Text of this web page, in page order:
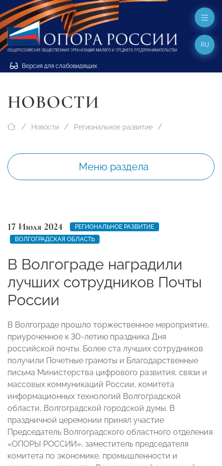
Версия для слабовидящих
RU
НОВОСТИ
Новости Региональное развитие
Меню раздела
17 Июля 2024
РЕГИОНАЛЬНОЕ РАЗВИТИЕ
ВОЛГОГРАДСКАЯ ОБЛАСТЬ
В Волгограде наградили
лучших сотрудников Почты
России
В Волгограде прошло торжественное мероприятие,
приуроченное к 30-летию праздника Дня
российской почты. Более ста лучших сотрудников
получили Почетные грамоты и Благодарственные
письма Министерства цифрового развития, связи и
массовых коммуникаций России, комитета
информационных технологий Волгоградской
области, Волгоградской городской думы. В
праздничной церемонии принял участие
Председатель Волгоградского областного отделения
«ОПОРЫ РОССИИ», заместитель председателя
комитета по экономике, промышленности и